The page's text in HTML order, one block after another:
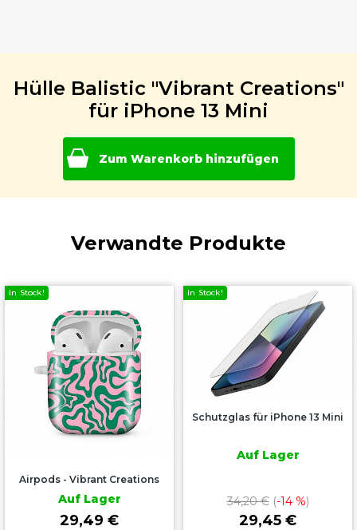
Hülle Balistic "Vibrant Creations"
für iPhone 13 Mini
Zum Warenkorb hinzufügen
Verwandte Produkte
In Stock!
Airpods - Vibrant Creations
Auf Lager
29,49 €
In Stock!
Schutzglas für iPhone 13 Mini
Auf Lager
34,20 €(-14 %)
29,45 €